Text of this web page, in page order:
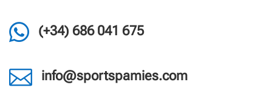
 (+34) 686 041 675
 info@sportspamies.com